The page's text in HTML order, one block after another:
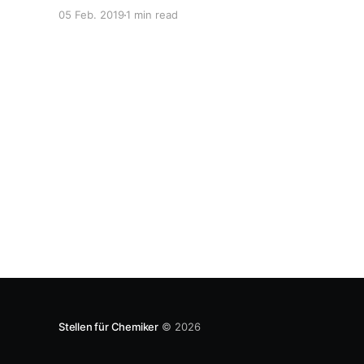
05 Feb. 2019 1 min read
Stellen für Chemiker © 2026